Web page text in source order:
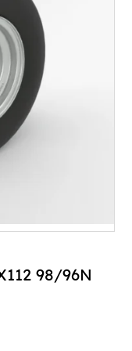
98/96N